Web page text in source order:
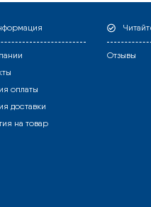
оплаты
доставки
на товар
Отзывы